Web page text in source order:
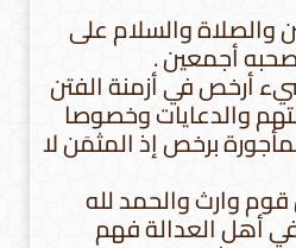
والصلاة والسلام على
أجمعين .
أرخص في أزمنة الفتن
والدعايات وخصوصا
برخص إذ المثمَن لا
وارث والحمد لله
أهل العدالة فهم